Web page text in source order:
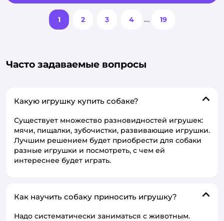
1 2 3 4 ... 19
Часто задаваемые вопросы
Какую игрушку купить собаке?
Существует множество разновидностей игрушек:
мячи, пищалки, зубочистки, развивающие игрушки.
Лучшим решением будет приобрести для собаки
разные игрушки и посмотреть, с чем ей
интереснее будет играть.
Как научить собаку приносить игрушку?
Надо систематически заниматься с животным.